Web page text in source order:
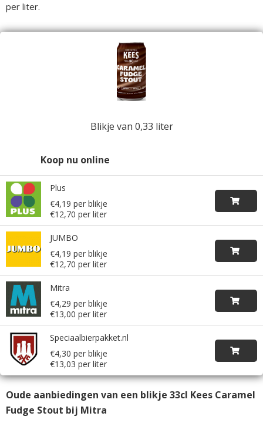
per liter.
Blikje van 0,33 liter
Koop nu online
Plus
€4,19 per blikje
€12,70 per liter
JUMBO
€4,19 per blikje
€12,70 per liter
Mitra
€4,29 per blikje
€13,00 per liter
Speciaalbierpakket.nl
€4,30 per blikje
€13,03 per liter
Oude aanbiedingen van een blikje 33cl Kees Caramel
Fudge Stout bij Mitra